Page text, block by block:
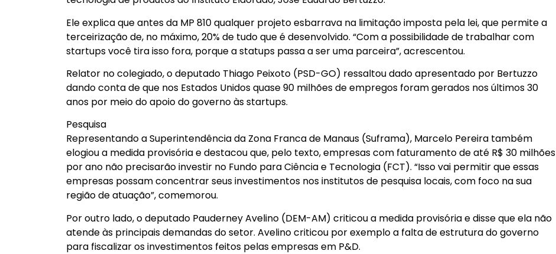
Ele explica que antes da MP 810 qualquer projeto esbarrava na limitação imposta pela lei, que permite a
terceirização de, no máximo, 20% de tudo que é desenvolvido. “Com a possibilidade de trabalhar com
startups você tira isso fora, porque a statups passa a ser uma parceira”, acrescentou.
Relator no colegiado, o deputado Thiago Peixoto (PSD-GO) ressaltou dado apresentado por Bertuzzo
dando conta de que nos Estados Unidos quase 90 milhões de empregos foram gerados nos últimos 30
anos por meio do apoio do governo às startups.
Pesquisa
Representando a Superintendência da Zona Franca de Manaus (Suframa), Marcelo Pereira também
elogiou a medida provisória e destacou que, pelo texto, empresas com faturamento de até R$ 30 milhões
por ano não precisarão investir no Fundo para Ciência e Tecnologia (FCT). “Isso vai permitir que essas
empresas possam concentrar seus investimentos nos institutos de pesquisa locais, com foco na sua
região de atuação”, comemorou.
Por outro lado, o deputado Pauderney Avelino (DEM-AM) criticou a medida provisória e disse que ela não
atende às principais demandas do setor. Avelino criticou por exemplo a falta de estrutura do governo
para fiscalizar os investimentos feitos pelas empresas em P&D.